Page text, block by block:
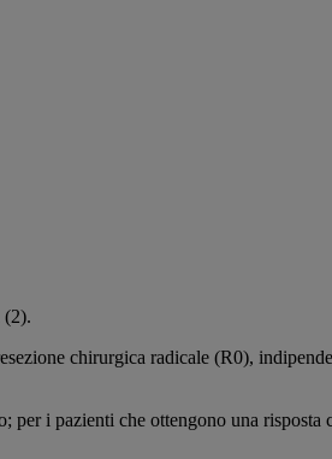
(2).
chirurgica radicale (R0),
per i pazienti che ottengono una